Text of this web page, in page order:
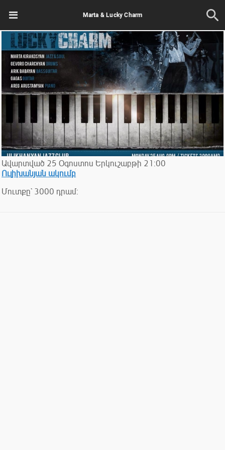
Marta & Lucky Charm
Ավարտված 25 Օգոստոս Երկուշաբթի 21:00
Ուլիխանյան ակումբ
Մուտքը` 3000 դրամ: